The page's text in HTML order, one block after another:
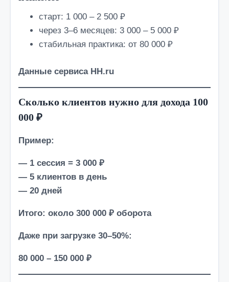
старт: 1 000 – 2 500 ₽
через 3–6 месяцев: 3 000 – 5 000 ₽
стабильная практика: от 80 000 ₽
Данные сервиса HH.ru
Сколько клиентов нужно для дохода 100
000 ₽
Пример:
— 1 сессия = 3 000 ₽
— 5 клиентов в день
— 20 дней
Итого: около 300 000 ₽ оборота
Даже при загрузке 30–50%:
80 000 – 150 000 ₽